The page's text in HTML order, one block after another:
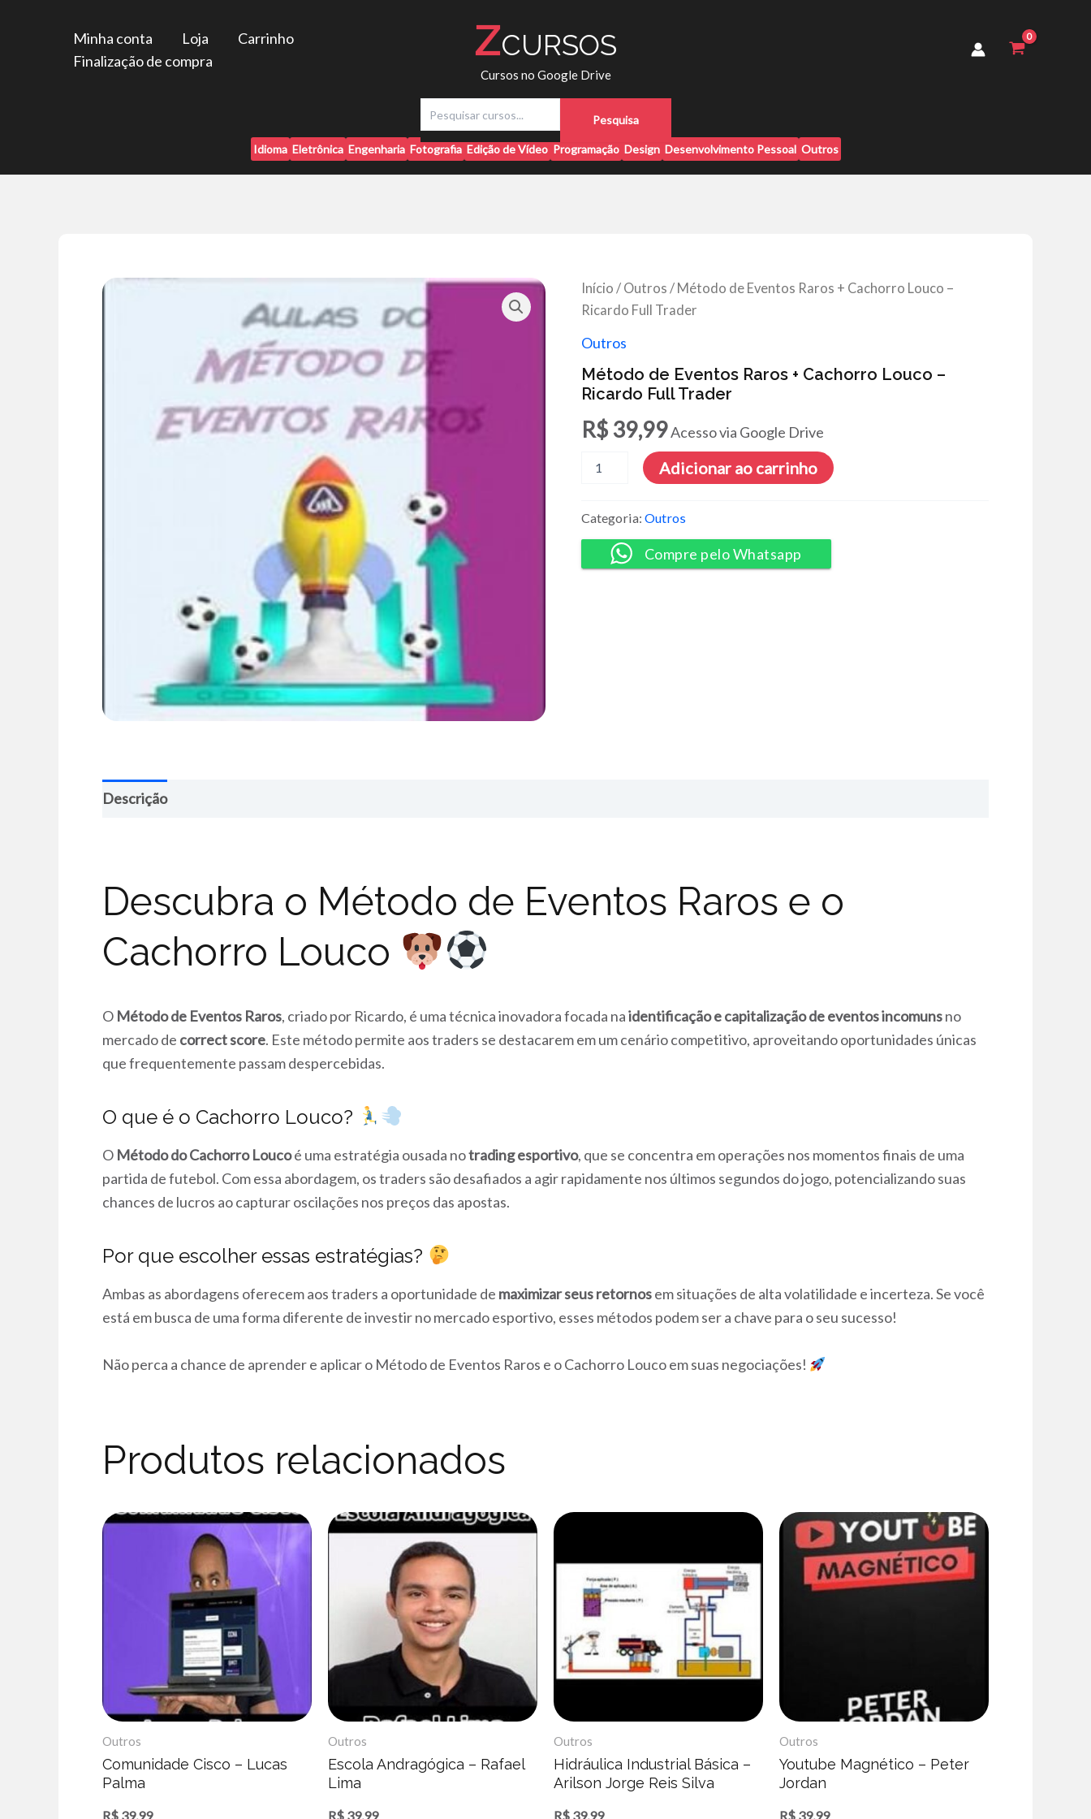
Minha conta Loja
Carrinho
Finalização de compra
ZCURSOS
Cursos no Google Drive
q
Pesquisa
Idioma Eletrônica Engenharia Fotografia Edição de Vídeo Programação Design Desenvolvimento Pessoal Outros
Início / Outros / Método de Eventos Raros + Cachorro Louco –
Ricardo Full Trader
Outros
Método de Eventos Raros + Cachorro Louco –
Ricardo Full Trader
R$39,99Acesso via Google Drive
+
Cachorro
Louco
-
Adicionar ao carrinho
Categoria: Outros
Compre pelo Whatsapp
Descrição
Descubra o Método de Eventos Raros e o
Cachorro Louco
O Método de Eventos Raros, criado por Ricardo, é uma técnica inovadora focada naidentificação e capitalização de eventos incomunsno
mercado de correct score. Este método permite aos traders se destacarem em um cenário competitivo, aproveitando oportunidades únicas
que frequentemente passam despercebidas.
O que é o Cachorro Louco?
O Método do Cachorro Loucoé uma estratégia ousada notrading esportivo, que se concentra em operações nos momentos finais de uma
partida de futebol. Com essa abordagem, os traders são desafiados a agir rapidamente nos últimos segundos do jogo, potencializando suas
chances de lucros ao capturar oscilações nos preços das apostas.
Por que escolher essas estratégias?
Ambas as abordagens oferecem aos traders a oportunidade de maximizar seus retornosem situações de alta volatilidade e incerteza. Se você
está em busca de uma forma diferente de investir no mercado esportivo, esses métodos podem ser a chave para o seu sucesso!
Não perca a chance de aprender e aplicar o Método de Eventos Raros e o Cachorro Louco em suas negociações!
Produtos relacionados
Outros
Comunidade Cisco – Lucas
Palma
R$ 39,99
Outros
Escola Andragógica – Rafael
Lima
R$ 39,99
Outros
Hidráulica Industrial Básica –
Arilson Jorge Reis Silva
R$ 39,99
Outros
Youtube Magnético – Peter
Jordan
R$ 39,99
quantidade